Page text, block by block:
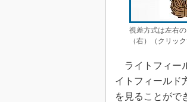
視差方式は左右
（右）（クリッ
ライトフィー
イトフィールド
を見ることがで